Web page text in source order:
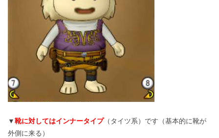
▼靴に対してはインナータイプ（タイツ系）です（基本的に靴が
外側に来る）